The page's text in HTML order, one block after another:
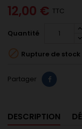
12,00 € TTC
Quantité
 Rupture de stock
Partager
DESCRIPTION